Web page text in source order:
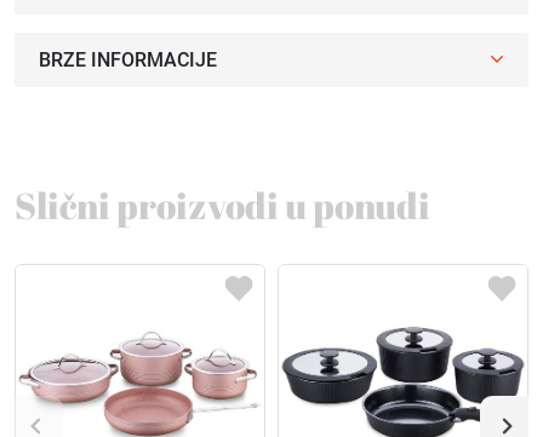
BRZE INFORMACIJE
Slični proizvodi u ponudi